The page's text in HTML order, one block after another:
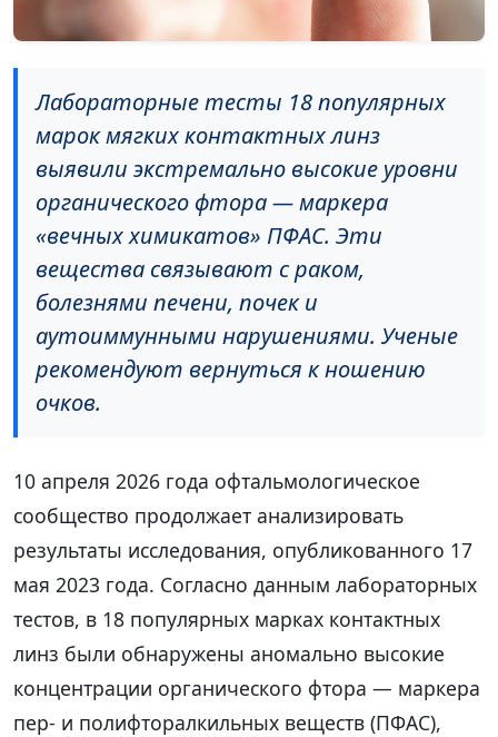
Лабораторные тесты 18 популярных
марок мягких контактных линз
выявили экстремально высокие уровни
органического фтора — маркера
«вечных химикатов» ПФАС. Эти
вещества связывают с раком,
болезнями печени, почек и
аутоиммунными нарушениями. Ученые
рекомендуют вернуться к ношению
очков.
10 апреля 2026 года офтальмологическое
сообщество продолжает анализировать
результаты исследования, опубликованного 17
мая 2023 года. Согласно данным лабораторных
тестов, в 18 популярных марках контактных
линз были обнаружены аномально высокие
концентрации органического фтора — маркера
пер- и полифторалкильных веществ (ПФАС),